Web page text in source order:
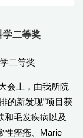
学二等奖
二等奖
会上，由我所院
的新发现”项目获
和毛发疾病以及
性痤疮、Marie